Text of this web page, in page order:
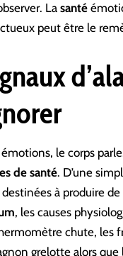
La santé
peut être le
le corps
de santé. D’une
destinées à produire de
, les causes
chute, les
grelotte alors